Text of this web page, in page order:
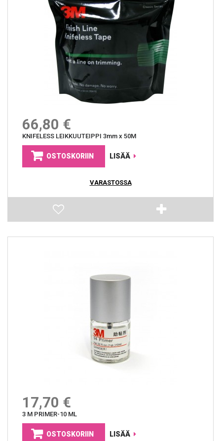
66,80 €
KNIFELESS LEIKKUUTEIPPI 3mm x 50M
OSTOSKORIIN LISÄÄ
VARASTOSSA
17,70 €
3 M PRIMER-10 ML
OSTOSKORIIN LISÄÄ